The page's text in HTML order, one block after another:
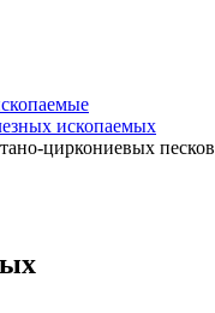
ископаемых
циркониевых песков